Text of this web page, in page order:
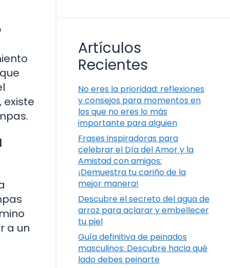
a un
Artículos
Recientes
No eres la prioridad: reflexiones
y consejos para momentos en
los que no eres lo más
importante para alguien
Frases inspiradoras para
celebrar el Día del Amor y la
Amistad con amigos:
¡Demuestra tu cariño de la
mejor manera!
Descubre el secreto del agua de
arroz para aclarar y embellecer
tu piel
Guía definitiva de peinados
masculinos: Descubre hacia qué
lado debes peinarte